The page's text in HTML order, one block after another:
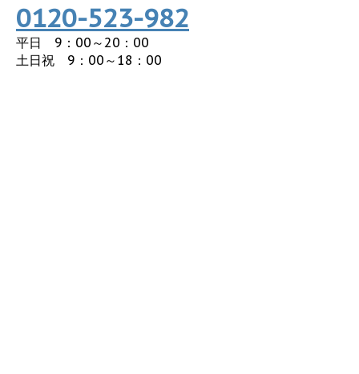
0120-523-982
平日 9：00～20：00
土日祝 9：00～18：00